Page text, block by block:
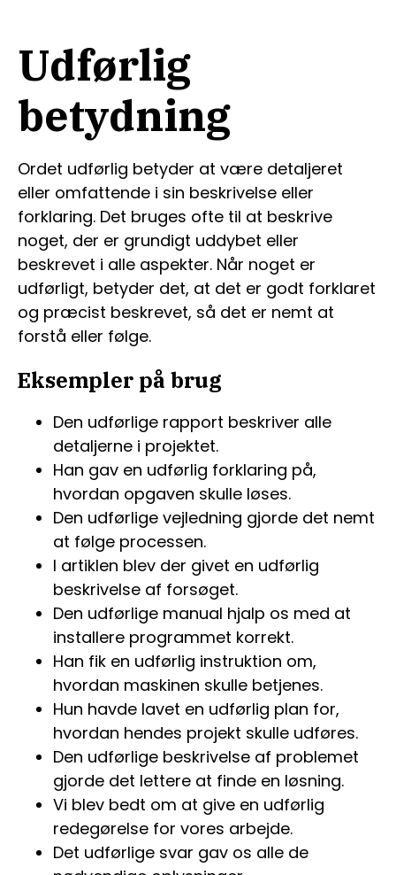
Udførlig
betydning
Ordet udførlig betyder at være detaljeret
eller omfattende i sin beskrivelse eller
forklaring. Det bruges ofte til at beskrive
noget, der er grundigt uddybet eller
beskrevet i alle aspekter. Når noget er
udførligt, betyder det, at det er godt forklaret
og præcist beskrevet, så det er nemt at
forstå eller følge.
Eksempler på brug
Den udførlige rapport beskriver alle
detaljerne i projektet.
Han gav en udførlig forklaring på,
hvordan opgaven skulle løses.
Den udførlige vejledning gjorde det nemt
at følge processen.
I artiklen blev der givet en udførlig
beskrivelse af forsøget.
Den udførlige manual hjalp os med at
installere programmet korrekt.
Han fik en udførlig instruktion om,
hvordan maskinen skulle betjenes.
Hun havde lavet en udførlig plan for,
hvordan hendes projekt skulle udføres.
Den udførlige beskrivelse af problemet
gjorde det lettere at finde en løsning.
Vi blev bedt om at give en udførlig
redegørelse for vores arbejde.
Det udførlige svar gav os alle de